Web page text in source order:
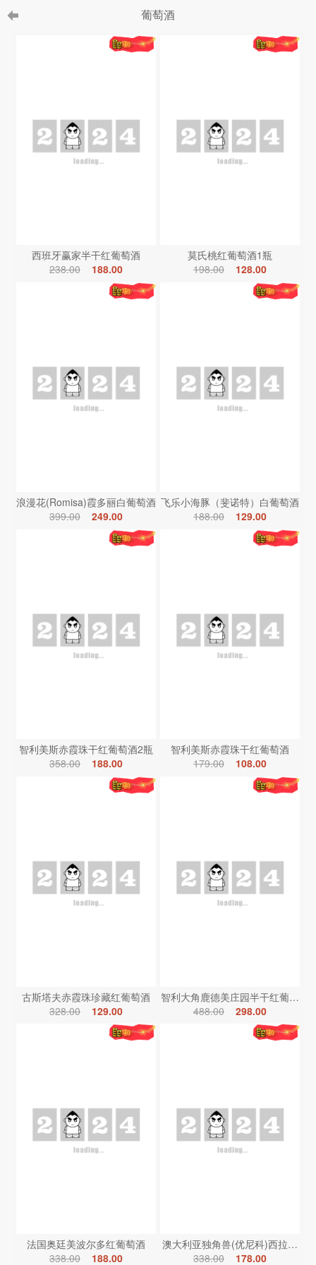
葡萄酒
西班牙赢家半干红葡萄酒
238.00
188.00
莫氏桃红葡萄酒1瓶
198.00
128.00
浪漫花(Romisa)霞多丽白葡萄酒
399.00
249.00
飞乐小海豚（斐诺特）白葡萄酒
188.00
129.00
智利美斯赤霞珠干红葡萄酒2瓶
358.00
188.00
智利美斯赤霞珠干红葡萄酒
179.00
108.00
古斯塔夫赤霞珠珍藏红葡萄酒
328.00
129.00
智利大角鹿德美庄园半干红葡萄酒
488.00
298.00
法国奥廷美波尔多红葡萄酒
338.00
188.00
澳大利亚独角兽(优尼科)西拉红葡
338.00
178.00